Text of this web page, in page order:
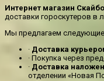
Интернет магазин
доставки гороскутеров в
Мы предлагаем
· Доставка
· Покупка через
· Доставка
отделении «Новая